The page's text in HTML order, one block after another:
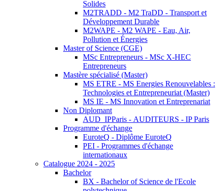
Solides
M2TRADD - M2 TraDD - Transport et
Développement Durable
M2WAPE - M2 WAPE - Eau, Air,
Pollution et Énergies
Master of Science (CGE)
MSc Entrepreneurs - MSc X-HEC
Entrepreneurs
Mastère spécialisé (Master)
MS ETRE - MS Energies Renouvelables :
Technologies et Entrepreneuriat (Master)
MS IE - MS Innovation et Entreprenariat
Non Diplomant
AUD_IPParis - AUDITEURS - IP Paris
Programme d'échange
EuroteQ - Diplôme EuroteQ
PEI - Programmes d'échange
internationaux
Catalogue 2024 - 2025
Bachelor
BX - Bachelor of Science de l'Ecole